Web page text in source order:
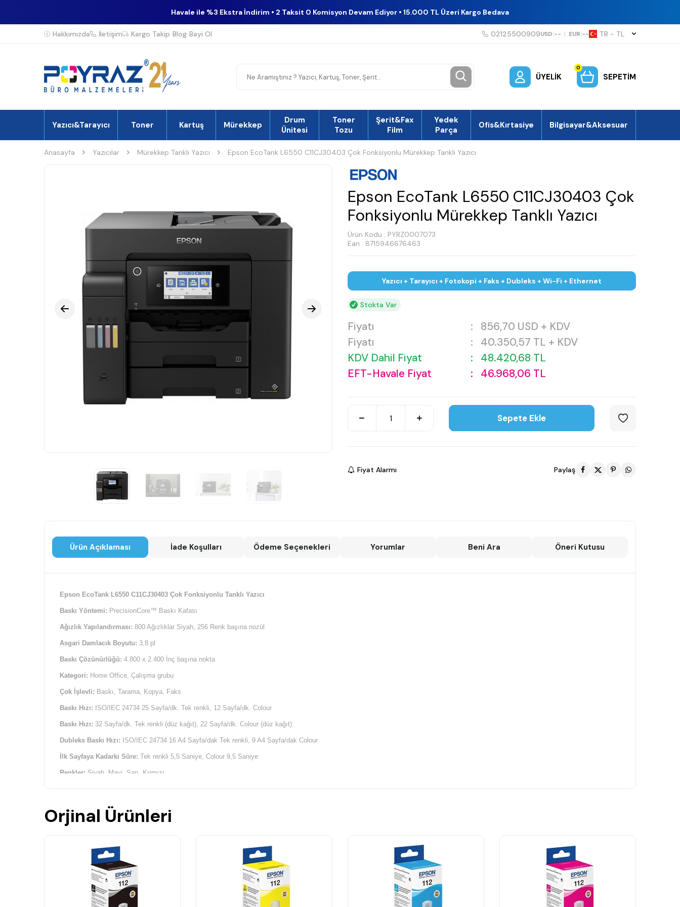
Havale ile %3 Ekstra İndirim • 2 Taksit 0 Komisyon Devam Ediyor • 15.000 TL Üzeri Kargo Bedava
Hakkımızda İletişim Kargo Takip Blog Bayi Ol 02125500909USD:-- | EUR:-- TR − TL
ÜYELIK
0
SEPETIM
Yazıcı&Tarayıcı Toner Kartuş Mürekkep
Drum
Ünitesi
Toner
Tozu
Şerit&Fax
Film
Yedek
Parça
Ofis&Kırtasiye Bilgisayar&Aksesuar
Anasayfa Yazıcılar Mürekkep Tanklı Yazıcı Epson EcoTank L6550 C11CJ30403 Çok Fonksiyonlu Mürekkep Tanklı Yazıcı
Epson EcoTank L6550 C11CJ30403 Çok
Fonksiyonlu Mürekkep Tanklı Yazıcı
Ürün Kodu : PYRZ0007073
Ean : 8715946676463
Yazıcı + Tarayıcı + Fotokopi + Faks + Dubleks + Wi-Fi + Ethernet
Stokta Var
Fiyatı : 856,70 USD + KDV
Fiyatı
: 40.350,57 TL + KDV
KDV Dahil Fiyat
: 48.420,68 TL
EFT-Havale Fiyat
: 46.968,06 TL
Sepete Ekle
Fiyat Alarmı Paylaş
Ürün Açıklaması İade Koşulları Ödeme Seçenekleri Yorumlar Beni Ara Öneri Kutusu
Epson EcoTank L6550 C11CJ30403 Çok Fonksiyonlu Tanklı Yazıcı
Baskı Yöntemi: PrecisionCore™ Baskı Kafası
Ağızlık Yapılandırması: 800 Ağızlıklar Siyah, 256 Renk başına nozül
Asgari Damlacık Boyutu: 3,8 pl
Baskı Çözünürlüğü: 4.800 x 2.400 İnç başına nokta
Kategori: Home Office, Çalışma grubu
Çok İşlevli: Baskı, Tarama, Kopya, Faks
Baskı Hızı: ISO/IEC 24734 25 Sayfa/dk. Tek renkli, 12 Sayfa/dk. Colour
Baskı Hızı: 32 Sayfa/dk. Tek renkli (düz kağıt), 22 Sayfa/dk. Colour (düz kağıt)
Dubleks Baskı Hızı: ISO/IEC 24734 16 A4 Sayfa/dak Tek renkli, 9 A4 Sayfa/dak Colour
İlk Sayfaya Kadarki Süre: Tek renkli 5,5 Saniye, Colour 9,5 Saniye
Renkler: Siyah, Mavi, Sarı, Kırmızı
Tek Taraflı Tarama Hızı (A4 Siyah):
Dubleks tarama hızı (A4 siyah):11 ipm with ADF scan
Dubleks tarama hızı (A4 renkli):
Tarama Çözünürlüğü:1.200 İnç başına nokta x 2.400 İnç başına nokta (yatay x dikey)
Çıktı Formatları: BMP, JPEG, TIFF, Çoklu TIFF’e tarama, PDF, PNG
Tarayıcı Türü:Dokunmaktik görüntü sensörü (CIS)
Orjinal Ürünleri